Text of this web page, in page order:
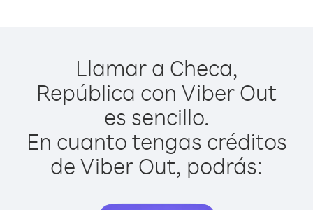
Llamar a Checa,
República con Viber Out
es sencillo.
En cuanto tengas créditos
de Viber Out, podrás: